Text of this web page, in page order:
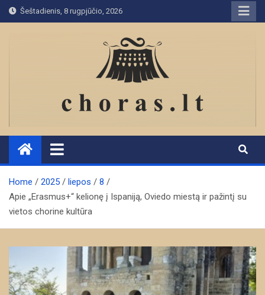
Skip
to
Šeštadienis, 8 rugpjūčio, 2026
Home 2025 liepos
8
Apie „Erasmus+“ kelionę į Ispaniją, Oviedo miestą ir pažintį su
vietos chorine kultūra